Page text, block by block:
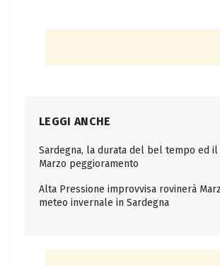
LEGGI ANCHE
Sardegna, la durata del bel tempo ed il
Marzo peggioramento
Alta Pressione improvvisa rovinerà
meteo invernale in Sardegna